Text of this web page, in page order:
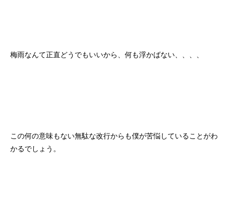
梅雨なんて正直どうでもいいから、何も浮かばない、、、、
この何の意味もない無駄な改行からも僕が苦悩していることがわ
かるでしょう。